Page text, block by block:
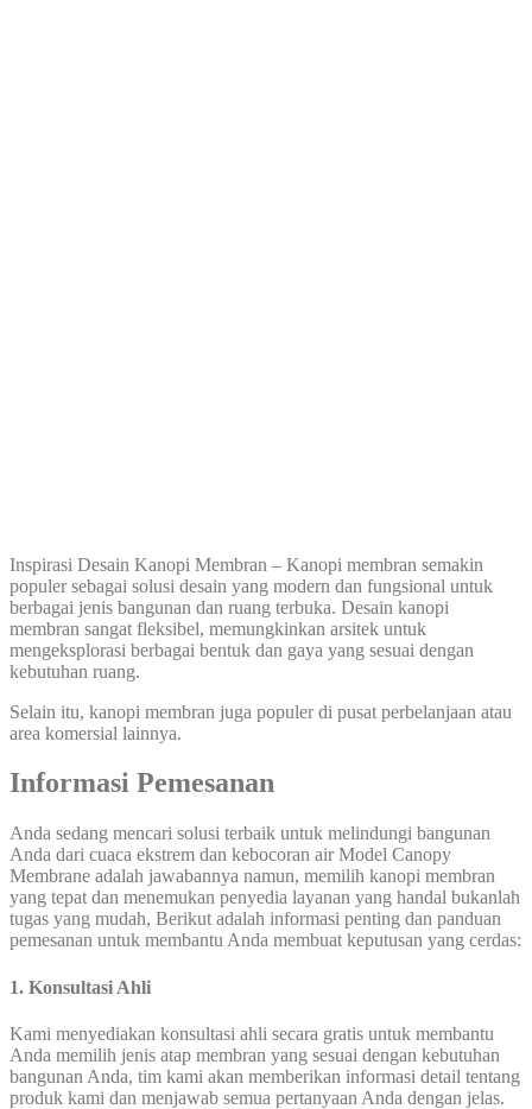
Inspirasi Desain Kanopi Membran – Kanopi membran semakin
populer sebagai solusi desain yang modern dan fungsional untuk
berbagai jenis bangunan dan ruang terbuka. Desain kanopi
membran sangat fleksibel, memungkinkan arsitek untuk
mengeksplorasi berbagai bentuk dan gaya yang sesuai dengan
kebutuhan ruang.
Selain itu, kanopi membran juga populer di pusat perbelanjaan atau
area komersial lainnya.
Informasi Pemesanan
Anda sedang mencari solusi terbaik untuk melindungi bangunan
Anda dari cuaca ekstrem dan kebocoran air Model Canopy
Membrane adalah jawabannya namun, memilih kanopi membran
yang tepat dan menemukan penyedia layanan yang handal bukanlah
tugas yang mudah, Berikut adalah informasi penting dan panduan
pemesanan untuk membantu Anda membuat keputusan yang cerdas:
1. Konsultasi Ahli
Kami menyediakan konsultasi ahli secara gratis untuk membantu
Anda memilih jenis atap membran yang sesuai dengan kebutuhan
bangunan Anda, tim kami akan memberikan informasi detail tentang
produk kami dan menjawab semua pertanyaan Anda dengan jelas.